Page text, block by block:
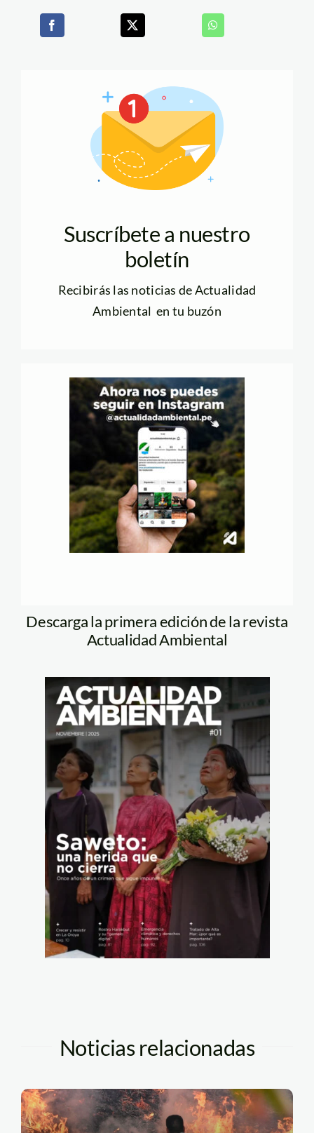
Suscríbete a nuestro
boletín
Recibirás las noticias de Actualidad
Ambiental en tu buzón
Descarga la primera edición de la revista
Actualidad Ambiental
Noticias relacionadas